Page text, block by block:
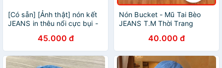
[Có sẵn] [Ảnh thật] nón kết
JEANS in thêu nổi cực bụi -
45.000 đ
Nón Bucket - Mũ Tai Bèo
JEANS T.M Thời Trang
40.000 đ